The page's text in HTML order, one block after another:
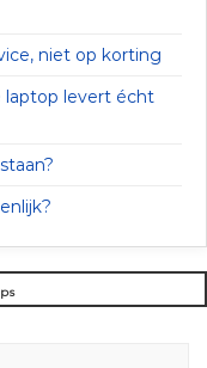
niet op korting
laptop levert écht